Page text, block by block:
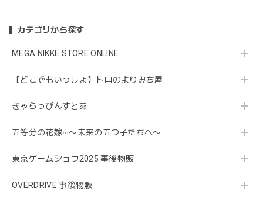
カテゴリから探す
MEGA NIKKE STORE ONLINE
【どこでもいっしょ】トロのよりみち屋
きゃらっぴんすとあ
五等分の花嫁∽〜未来の五つ子たちへ〜
東京ゲームショウ2025 事後物販
OVERDRIVE 事後物販